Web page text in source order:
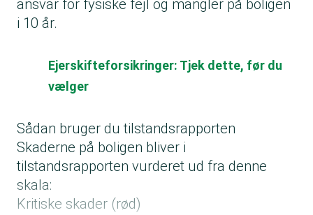
ansvar for fysiske fejl og mangler på boligen
i 10 år.
Ejerskifte­forsikringer: Tjek dette, før du
vælger
Sådan bruger du tilstandsrapporten
Skaderne på boligen bliver i
tilstandsrapporten vurderet ud fra denne
skala:
Kritiske skader (rød)